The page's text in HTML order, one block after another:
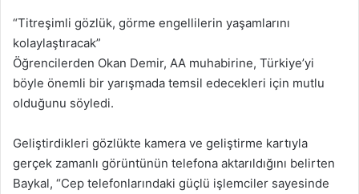
“Titreşimli gözlük, görme engellilerin yaşamlarını
kolaylaştıracak”
Öğrencilerden Okan Demir, AA muhabirine, Türkiye’yi
böyle önemli bir yarışmada temsil edecekleri için mutlu
olduğunu söyledi.
Geliştirdikleri gözlükte kamera ve geliştirme kartıyla
gerçek zamanlı görüntünün telefona aktarıldığını belirten
Baykal, “Cep telefonlarındaki güçlü işlemciler sayesinde